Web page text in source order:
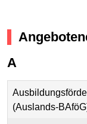
A
(Auslands-